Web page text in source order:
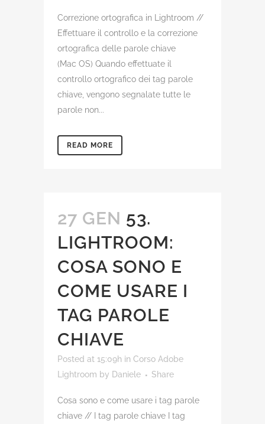
Correzione ortografica in Lightroom //
Effettuare il controllo e la correzione
ortografica delle parole chiave
(Mac OS) Quando effettuate il
controllo ortografico dei tag parole
chiave, vengono segnalate tutte le
parole non...
READ MORE
27 GEN 53.
LIGHTROOM:
COSA SONO E
COME USARE I
TAG PAROLE
CHIAVE
Posted at 15:09h in Corso Adobe
Lightroom by Daniele Share
Cosa sono e come usare i tag parole
chiave // I tag parole chiave I tag